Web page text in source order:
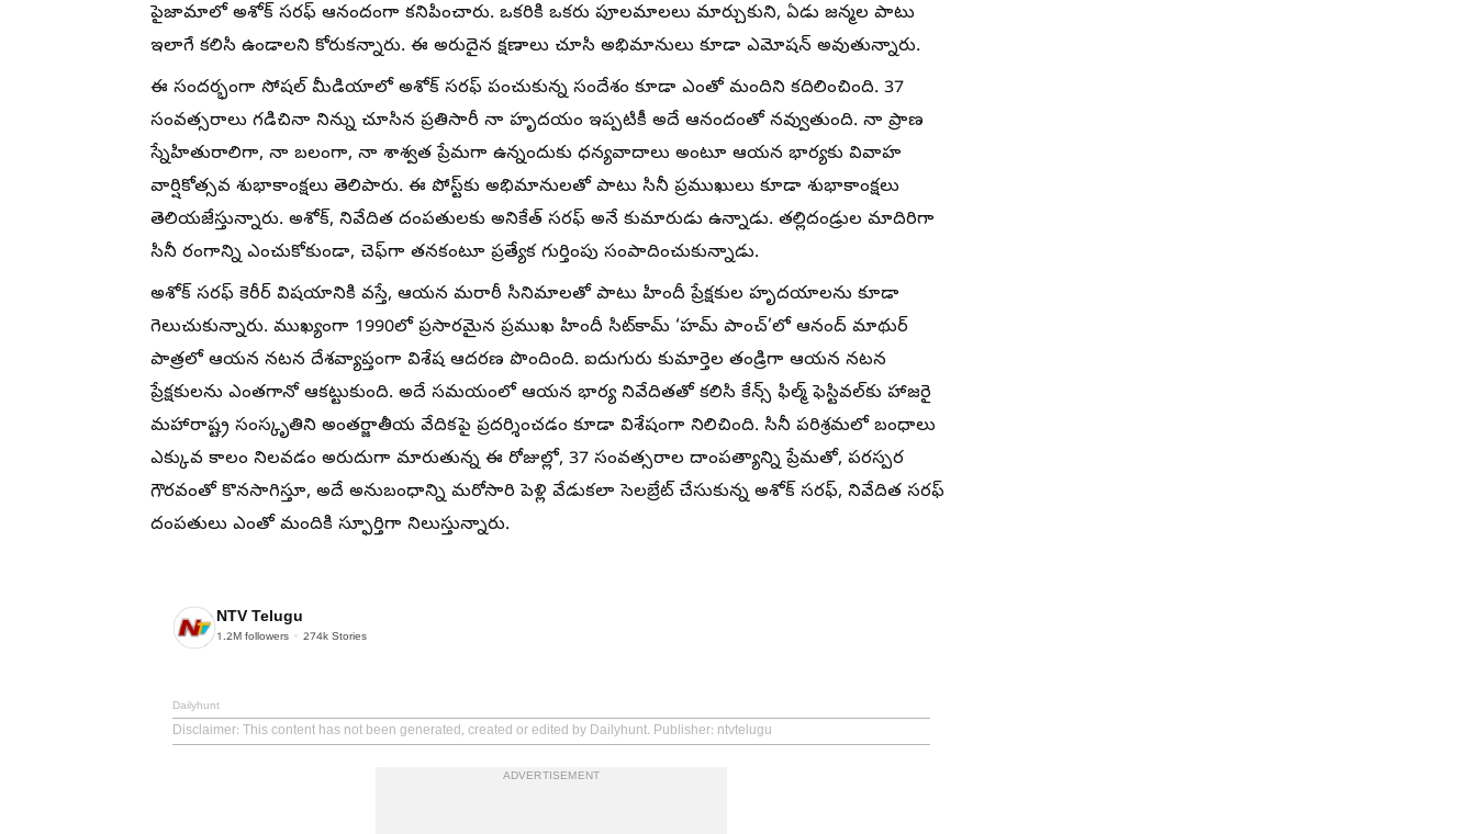
పైజామాలో అశోక్ సరఫ్ ఆనందంగా కనిపించారు. ఒకరికి ఒకరు పూలమాలలు మార్చుకుని, ఏడు జన్మల పాటు
ఇలాగే కలిసి ఉండాలని కోరుకన్నారు. ఈ అరుదైన క్షణాలు చూసి అభిమానులు కూడా ఎమోషన్ అవుతున్నారు.
ఈ సందర్భంగా సోషల్ మీడియాలో అశోక్ సరఫ్ పంచుకున్న సందేశం కూడా ఎంతో మందిని కదిలించింది. 37
సంవత్సరాలు గడిచినా నిన్ను చూసిన ప్రతిసారీ నా హృదయం ఇప్పటికీ అదే ఆనందంతో నవ్వుతుంది. నా ప్రాణ
స్నేహితురాలిగా, నా బలంగా, నా శాశ్వత ప్రేమగా ఉన్నందుకు ధన్యవాదాలు అంటూ ఆయన భార్యకు వివాహ
వార్షికోత్సవ శుభాకాంక్షలు తెలిపారు. ఈ పోస్ట్‌కు అభిమానులతో పాటు సినీ ప్రముఖులు కూడా శుభాకాంక్షలు
తెలియజేస్తున్నారు. అశోక్, నివేదిత దంపతులకు అనికేత్ సరఫ్ అనే కుమారుడు ఉన్నాడు. తల్లిదండ్రుల మాదిరిగా
సినీ రంగాన్ని ఎంచుకోకుండా, చెఫ్‌గా తనకంటూ ప్రత్యేక గుర్తింపు సంపాదించుకున్నాడు.
అశోక్ సరఫ్ కెరీర్ విషయానికి వస్తే, ఆయన మరాఠీ సినిమాలతో పాటు హిందీ ప్రేక్షకుల హృదయాలను కూడా
గెలుచుకున్నారు. ముఖ్యంగా 1990లో ప్రసారమైన ప్రముఖ హిందీ సిట్‌కామ్ ‘హమ్ పాంచ్’లో ఆనంద్ మాథుర్
పాత్రలో ఆయన నటన దేశవ్యాప్తంగా విశేష ఆదరణ పొందింది. ఐదుగురు కుమార్తెల తండ్రిగా ఆయన నటన
ప్రేక్షకులను ఎంతగానో ఆకట్టుకుంది. అదే సమయంలో ఆయన భార్య నివేదితతో కలిసి కేన్స్ ఫిల్మ్ ఫెస్టివల్‌కు హాజరై
మహారాష్ట్ర సంస్కృతిని అంతర్జాతీయ వేదికపై ప్రదర్శించడం కూడా విశేషంగా నిలిచింది. సినీ పరిశ్రమలో బంధాలు
ఎక్కువ కాలం నిలవడం అరుదుగా మారుతున్న ఈ రోజుల్లో, 37 సంవత్సరాల దాంపత్యాన్ని ప్రేమతో, పరస్పర
గౌరవంతో కొనసాగిస్తూ, అదే అనుబంధాన్ని మరోసారి పెళ్లి వేడుకలా సెలబ్రేట్ చేసుకున్న అశోక్ సరఫ్, నివేదిత సరఫ్
దంపతులు ఎంతో మందికి స్ఫూర్తిగా నిలుస్తున్నారు.
NTV Telugu
1.2M followers 274k Stories
Dailyhunt
Disclaimer: This content has not been generated, created or edited by Dailyhunt. Publisher: ntvtelugu
ADVERTISEMENT